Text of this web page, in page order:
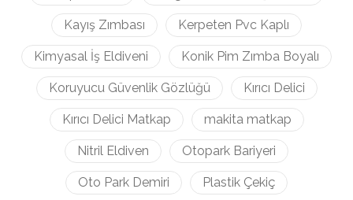
Kayış Zımbası Kerpeten Pvc Kaplı
Kimyasal İş Eldiveni Konik Pim Zımba Boyalı
Koruyucu Güvenlik Gözlüğü Kırıcı Delici
Kırıcı Delici Matkap makita matkap
Nitril Eldiven Otopark Bariyeri
Oto Park Demiri Plastik Çekiç